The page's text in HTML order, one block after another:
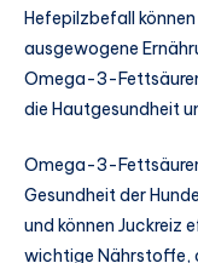
Hefepilzbefall
ausgewogene
Omega-3-
die Hautgesundheit
Omega-3-
Gesundheit der
und können Juckreiz
wichtige Nährstoffe,